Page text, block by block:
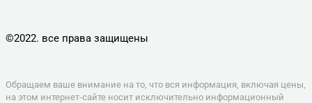
©2022. все права защищены
Обращаем ваше внимание на то, что вся информация, включая цены,
на этом интернет-сайте носит исключительно информационный